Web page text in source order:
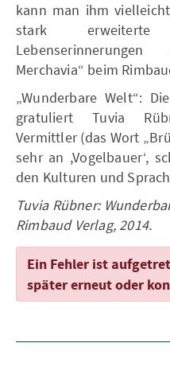
kann man ihm
stark erweiterte
Merchavia“ beim
„Wunderbare Welt“:
gratuliert Tuvia
Vermittler (das Wort
sehr an ,Vogelbauer‘,
den Kulturen und
Tuvia Rübner:
Rimbaud Verlag, 2014.
Ein Fehler ist
später erneut oder